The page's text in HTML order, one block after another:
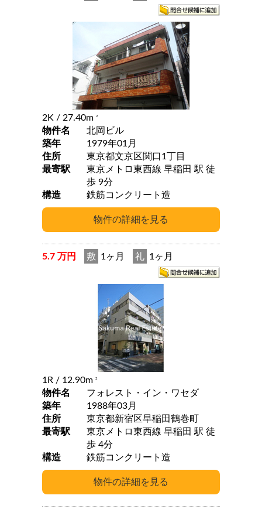
2K / 27.40m 2
物件名
北岡ビル
築年
1979年01月
住所
東京都文京区関口1丁目
最寄駅
東京メトロ東西線 早稲田 駅 徒
歩 9分
構造
鉄筋コンクリート造
5.7 万円 敷 1ヶ月 礼 1ヶ月
1R / 12.90m 2
物件名
フォレスト・イン・ワセダ
築年
1988年03月
住所
東京都新宿区早稲田鶴巻町
最寄駅
東京メトロ東西線 早稲田 駅 徒
歩 4分
構造
鉄筋コンクリート造